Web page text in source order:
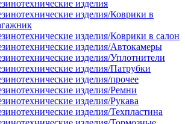
изделия
изделия/Коврики в
изделия/Коврики в салон
изделия/Автокамеры
изделия/Уплотнители
изделия/Патрубки
изделия/прочее
изделия/Ремни
изделия/Рукава
изделия/Техпластина